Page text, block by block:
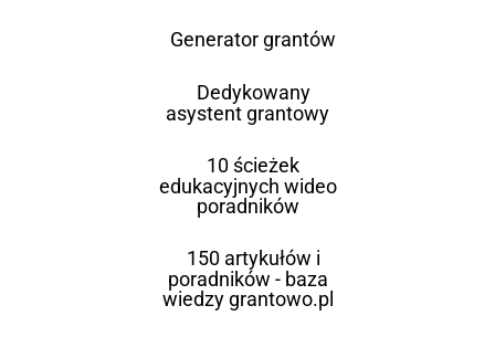
Generator grantów
Dedykowany
asystent grantowy
10 ścieżek
edukacyjnych wideo
poradników
150 artykułów i
poradników - baza
wiedzy grantowo.pl